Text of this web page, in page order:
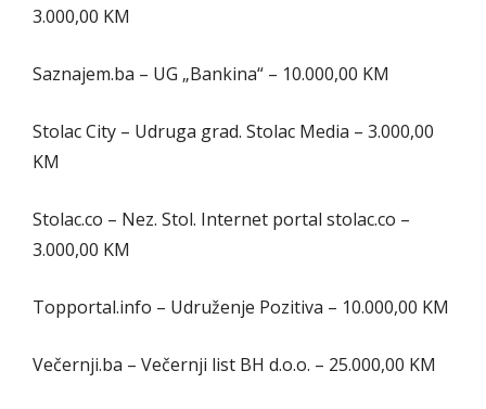
3.000,00 KM
Saznajem.ba – UG „Bankina“ – 10.000,00 KM
Stolac City – Udruga grad. Stolac Media – 3.000,00
KM
Stolac.co – Nez. Stol. Internet portal stolac.co –
3.000,00 KM
Topportal.info – Udruženje Pozitiva – 10.000,00 KM
Večernji.ba – Večernji list BH d.o.o. – 25.000,00 KM